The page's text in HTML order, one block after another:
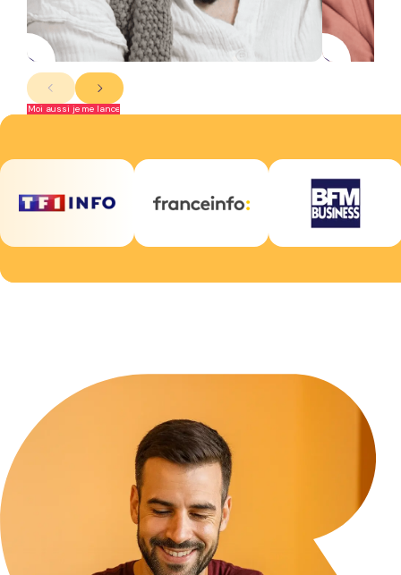
Moi aussi je me lance